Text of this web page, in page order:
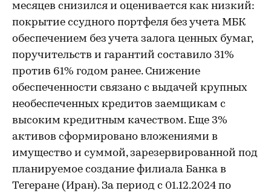
месяцев снизился и оценивается как низкий:
покрытие ссудного портфеля без учета МБК
обеспечением без учета залога ценных бумаг,
поручительств и гарантий составило 31%
против 61% годом ранее. Снижение
обеспеченности связано с выдачей крупных
необеспеченных кредитов заемщикам с
высоким кредитным качеством. Еще 3%
активов сформировано вложениями в
имущество и суммой, зарезервированной под
планируемое создание филиала Банка в
Тегеране (Иран). За период с 01.12.2024 по